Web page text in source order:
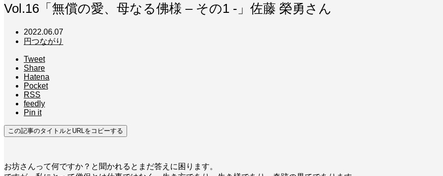
Vol.16「無償の愛、母なる佛様 – その1 -」佐藤 榮勇さん
2022.06.07
円つながり
Tweet
Share
Hatena
Pocket
RSS
feedly
Pin it
この記事のタイトルとURLをコピーする
お坊さんって何ですか？と聞かれるとまだ答えに困ります。